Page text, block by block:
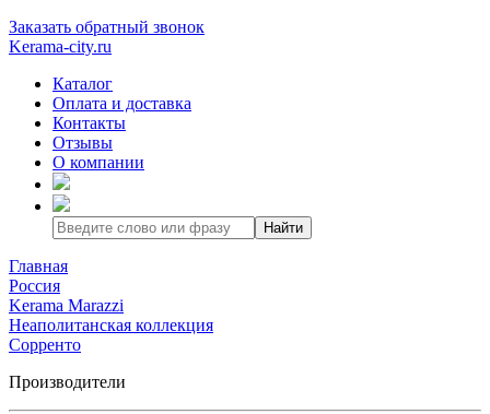
Заказать обратный звонок
Kerama-city.ru
Каталог
Оплата и доставка
Контакты
Отзывы
О компании
Найти
Главная
Россия
Kerama Marazzi
Неаполитанская коллекция
Сорренто
Производители